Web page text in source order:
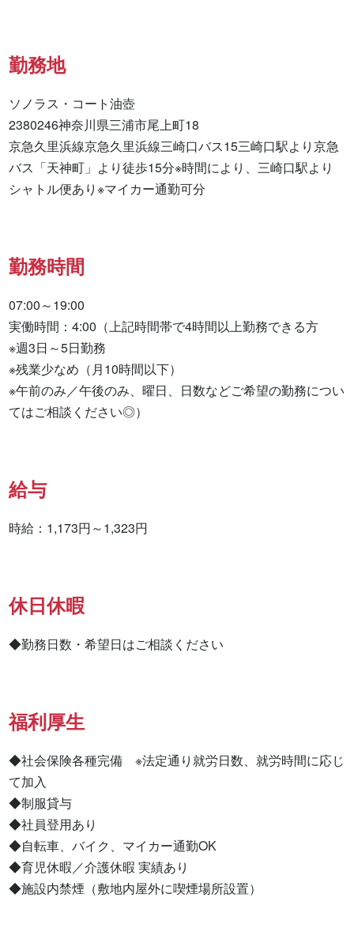
勤務地
ソノラス・コート油壺
2380246神奈川県三浦市尾上町18
京急久里浜線京急久里浜線三崎口バス15三崎口駅より京急
バス「天神町」より徒歩15分※時間により、三崎口駅より
シャトル便あり※マイカー通勤可分
勤務時間
07:00～19:00
実働時間：4:00（上記時間帯で4時間以上勤務できる方
※週3日～5日勤務
※残業少なめ（月10時間以下）
※午前のみ／午後のみ、曜日、日数などご希望の勤務につい
てはご相談ください◎）
給与
時給：1,173円～1,323円
休日休暇
◆勤務日数・希望日はご相談ください
福利厚生
◆社会保険各種完備　※法定通り就労日数、就労時間に応じ
て加入
◆制服貸与
◆社員登用あり
◆自転車、バイク、マイカー通勤OK
◆育児休暇／介護休暇 実績あり
◆施設内禁煙（敷地内屋外に喫煙場所設置）